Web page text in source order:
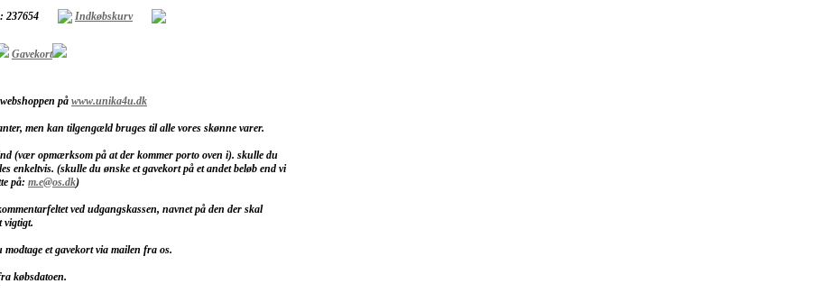
237654 Indkøbskurv
Gavekort
på www.unika4u.dk
men kan tilgengæld bruges til alle vores skønne varer.
(vær opmærksom på at der kommer porto oven i). skulle du
enkeltvis. (skulle du ønske et gavekort på et andet beløb end vi
på: m.e@os.dk)
ved udgangskassen, navnet på den der skal
vigtigt.
et gavekort via mailen fra os.
købsdatoen.